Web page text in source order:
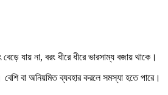
যায় না, বরং ধীরে ধীরে ভারসাম্য বজায় থাকে।
বা অনিয়মিত ব্যবহার করলে সমস্যা হতে পারে।